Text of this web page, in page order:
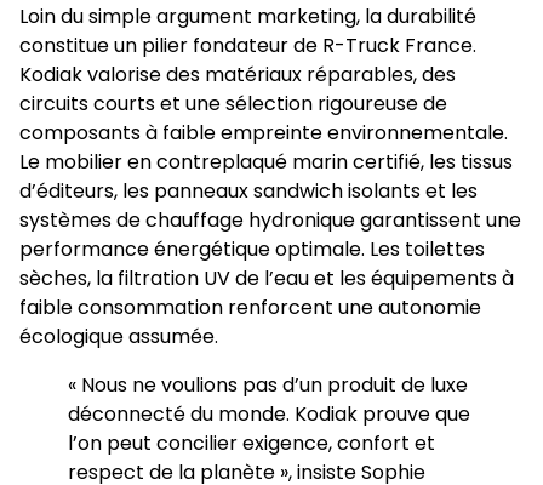
Loin du simple argument marketing, la durabilité
constitue un pilier fondateur de R-Truck France.
Kodiak valorise des matériaux réparables, des
circuits courts et une sélection rigoureuse de
composants à faible empreinte environnementale.
Le mobilier en contreplaqué marin certifié, les tissus
d’éditeurs, les panneaux sandwich isolants et les
systèmes de chauffage hydronique garantissent une
performance énergétique optimale. Les toilettes
sèches, la filtration UV de l’eau et les équipements à
faible consommation renforcent une autonomie
écologique assumée.
« Nous ne voulions pas d’un produit de luxe
déconnecté du monde. Kodiak prouve que
l’on peut concilier exigence, confort et
respect de la planète », insiste Sophie